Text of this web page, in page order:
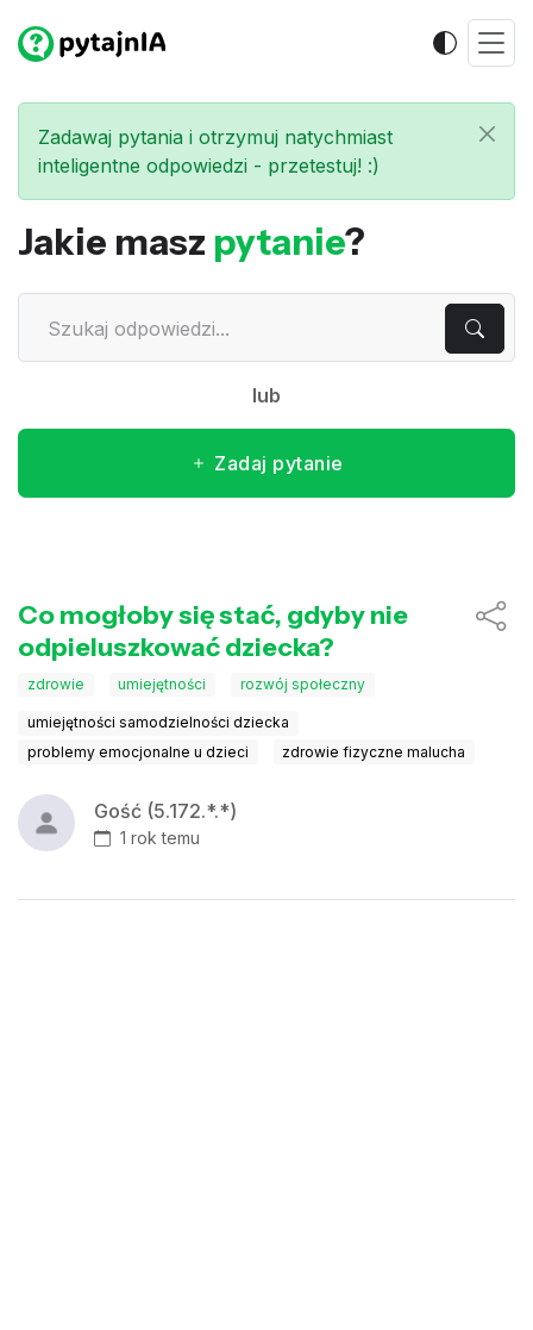
Zadawaj pytania i otrzymuj natychmiast
inteligentne odpowiedzi - przetestuj! :)
Jakie masz pytanie?
lub
Zadaj pytanie
Co mogłoby się stać, gdyby nie
odpieluszkować dziecka?
zdrowie umiejętności rozwój społeczny
umiejętności samodzielności dziecka
problemy emocjonalne u dzieci
zdrowie fizyczne malucha
Gość (5.172.*.*)
1 rok temu